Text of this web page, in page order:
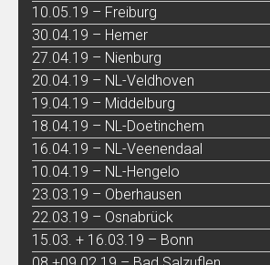
10.05.19 – Freiburg
30.04.19 – Hemer
27.04.19 – Nienburg
20.04.19 – NL-Veldhoven
19.04.19 – Middelburg
18.04.19 – NL-Doetinchem
16.04.19 – NL-Veenendaal
10.04.19 – NL-Hengelo
23.03.19 – Oberhausen
22.03.19 – Osnabrück
15.03. + 16.03.19 – Bonn